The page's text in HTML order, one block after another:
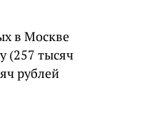
в Москве
(257 тысяч
рублей